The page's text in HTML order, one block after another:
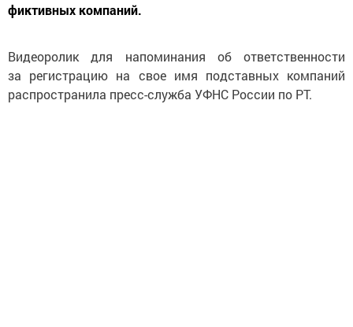
фиктивных компаний.
Видеоролик для напоминания об ответственности
за регистрацию на свое имя подставных компаний
распространила пресс-служба УФНС России по РТ.